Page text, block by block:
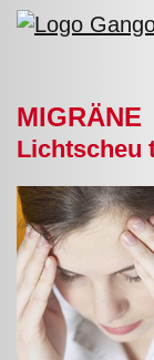
MIGRÄNE
Lichtscheu